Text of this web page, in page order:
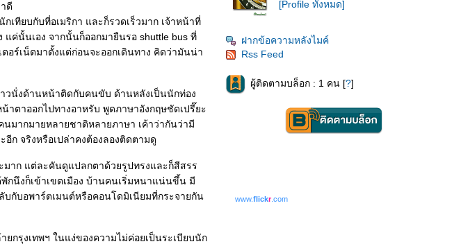
ดี
เทียบกับที่อเมริกา และก็รวดเร็วมาก เจ้าหน้าที่
แค่นั้นเอง จากนั้นก็ออกมายืนรอ shuttle bus ที่
อร์เน็ตมาตั้งแต่ก่อนจะออกเดินทาง คิดว่ามันน่า
วนั่งด้านหน้าติดกับคนขับ ด้านหลังเป็นนักท่อง
าตาออกไปทางอาหรับ พูดภาษาอังกฤษชัดเปรี๊ยะ
มากมายหลายชาติหลายภาษา เค้าว่ากันว่ามี
ก จริงหรือเปล่าคงต้องลองติดตามดู
มาก แต่ละคันดูแปลกตาด้วยรูปทรงและก็สีสรร
กนึงก็เข้าเขตเมือง บ้านคนเริ่มหนาแน่นขึ้น มี
กับอพาร์ตเมนต์หรือคอนโดมิเนียมที่กระจายกัน
กรุงเทพฯ ในแง่ของความไม่ค่อยเป็นระเบียบนัก
[Profile ทั้งหมด]
ฝากข้อความหลังไมค์
Rss Feed
ผู้ติดตามบล็อก : 1 คน [?]
www.flickr.com